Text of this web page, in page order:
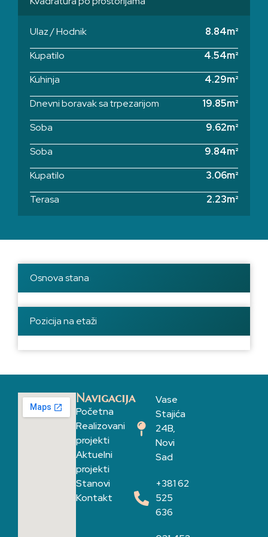
Ulaz / Hodnik
8.84m²
Kupatilo
4.54m²
Kuhinja
4.29m²
Dnevni boravak sa trpezarijom
19.85m²
Soba
9.62m²
Soba
9.84m²
Kupatilo
3.06m²
Terasa
2.23m²
Osnova stana
Pozicija na etaži
Navigacija
Početna
Realizovani
projekti
Aktuelni
projekti
Stanovi
Kontakt
Vase
Stajića
24B,
Novi
Sad
+381 62
525
636